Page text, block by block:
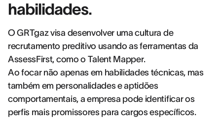
habilidades.
O GRTgaz visa desenvolver uma cultura de
recrutamento preditivo usando as ferramentas da
AssessFirst, como o Talent Mapper.
Ao focar não apenas em habilidades técnicas, mas
também em personalidades e aptidões
comportamentais, a empresa pode identificar os
perfis mais promissores para cargos específicos.